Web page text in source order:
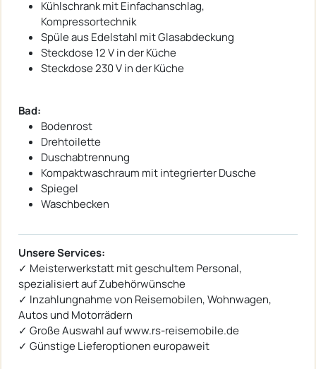
Kühlschrank mit Einfachanschlag,
Kompressortechnik
Spüle aus Edelstahl mit Glasabdeckung
Steckdose 12 V in der Küche
Steckdose 230 V in der Küche
Bad:
Bodenrost
Drehtoilette
Duschabtrennung
Kompaktwaschraum mit integrierter Dusche
Spiegel
Waschbecken
Unsere Services:
✓ Meisterwerkstatt mit geschultem Personal,
spezialisiert auf Zubehörwünsche
✓ Inzahlungnahme von Reisemobilen, Wohnwagen,
Autos und Motorrädern
✓ Große Auswahl auf www.rs-reisemobile.de
✓ Günstige Lieferoptionen europaweit